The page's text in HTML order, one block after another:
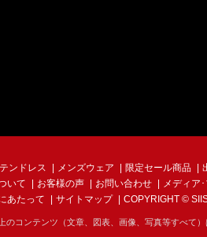
ンドレス メンズウェア 限定セール商品
いて
お客様の声 お問い合わせ
メディア
あたって
サイトマップ COPYRIGHT ©
のコンテンツ（文章、図表、画像、写真等すべて